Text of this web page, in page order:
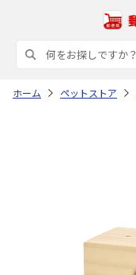
ホーム ペットストア